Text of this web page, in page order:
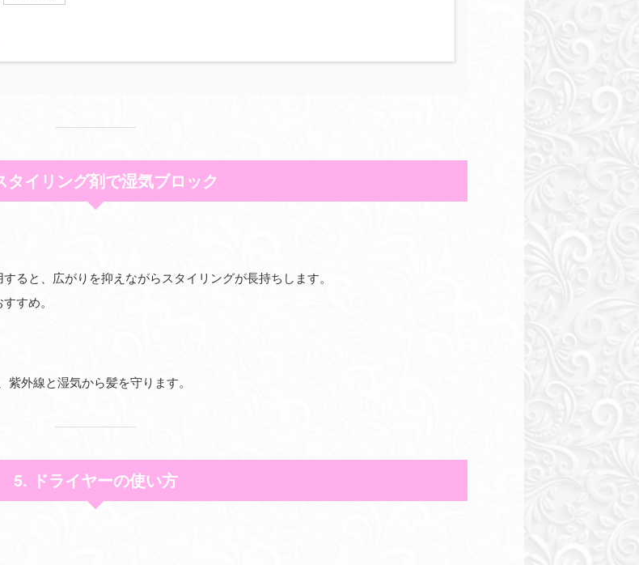
タイリング剤で湿気ブロック
ると、広がりを抑えながらスタイリングが長持ちします。
すめ。
外線と湿気から髪を守ります。
5. ドライヤーの使い方